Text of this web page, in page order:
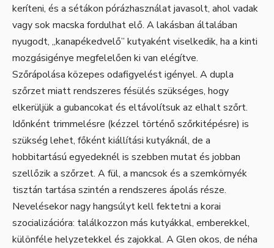
keríteni, és a sétákon pórázhasználat javasolt, ahol vadak
vagy sok macska fordulhat elő. A lakásban általában
nyugodt, „kanapékedvelő” kutyaként viselkedik, ha a kinti
mozgásigénye megfelelően ki van elégítve.
Szőrápolása közepes odafigyelést igényel. A dupla
szőrzet miatt rendszeres fésülés szükséges, hogy
elkerüljük a gubancokat és eltávolítsuk az elhalt szőrt.
Időnként trimmelésre (kézzel történő szőrkitépésre) is
szükség lehet, főként kiállítási kutyáknál, de a
hobbitartású egyedeknél is szebben mutat és jobban
szellőzik a szőrzet. A fül, a mancsok és a szemkörnyék
tisztán tartása szintén a rendszeres ápolás része.
Nevelésekor nagy hangsúlyt kell fektetni a korai
szocializációra: találkozzon más kutyákkal, emberekkel,
különféle helyzetekkel és zajokkal. A Glen okos, de néha